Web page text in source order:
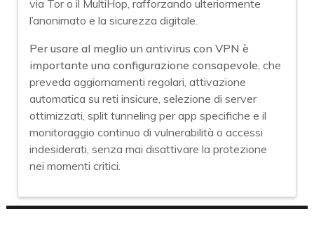
via Tor o il MultiHop, rafforzando ulteriormente
l’anonimato e la sicurezza digitale.
Per usare al meglio un antivirus con VPN è
importante una configurazione consapevole , che
preveda aggiornamenti regolari, attivazione
automatica su reti insicure, selezione di server
ottimizzati, split tunneling per app specifiche e il
monitoraggio continuo di vulnerabilità o accessi
indesiderati, senza mai disattivare la protezione
nei momenti critici.